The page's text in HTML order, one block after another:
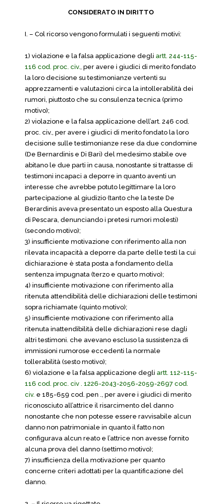
CONSIDERATO IN DIRITTO
I. – Col ricorso vengono formulati i seguenti motivi:
1) violazione e la falsa applicazione degli artt. 244-115-
116 cod. proc. civ., per avere i giudici di merito fondato
la loro decisione su testimonianze vertenti su
apprezzamenti e valutazioni circa la intollerabilità dei
rumori, piuttosto che su consulenza tecnica (primo
motivo);
2) violazione e la falsa applicazione dell’art. 246 cod.
proc. civ., per avere i giudici di merito fondato la loro
decisione sulle testimonianze rese da due condomine
(De Bernardinis e Di Bari) del medesimo stabile ove
abitano le due parti in causa, nonostante si trattasse di
testimoni incapaci a deporre in quanto aventi un
interesse che avrebbe potuto legittimare la loro
partecipazione al giudizio (tanto che la teste De
Berardinis aveva presentato un esposto alla Questura
di Pescara, denunciando i pretesi rumori molesti)
(secondo motivo);
3) insufficiente motivazione con riferimento alla non
rilevata incapacità a deporre da parte delle testi la cui
dichiarazione è stata posta a fondamento della
sentenza impugnata (terzo e quarto motivo);
4) insufficiente motivazione con riferimento alla
ritenuta attendibilità delle dichiarazioni delle testimoni
sopra richiamate (quinto motivo);
5) insufficiente motivazione con riferimento alla
ritenuta inattendibilità delle dichiarazioni rese dagli
altri testimoni. che avevano escluso la sussistenza di
immissioni rumorose eccedenti la normale
tollerabilità (sesto motivo);
6) violazione e la falsa applicazione degli artt. 112-115-
116 cod. proc. civ . 1226-2043-2056-2059-2697 cod.
civ. e 185-659 cod. pen ., per avere i giudici di merito
riconosciuto all’attrice il risarcimento del danno
nonostante che non potesse essere ravvisabile alcun
danno non patrimoniale in quanto il fatto non
configurava alcun reato e l’attrice non avesse fornito
alcuna prova del danno (settimo motivo);
7) insufficienza della motivazione per quanto
concerne criteri adottati per la quantificazione del
danno.